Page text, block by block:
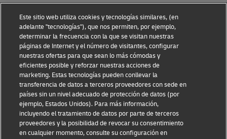
Concienciación sobre el fraude
Aviso legal
Condiciones de uso
Este sitio web utiliza cookies y tecnologías similares, (en
adelante "tecnologías"), que nos permiten, por ejemplo,
determinar la frecuencia con la que se visitan nuestras
páginas de Internet y el número de visitantes, configurar
nuestras ofertas para que sean lo más cómodas y
eficientes posible y reforzar nuestras acciones de
marketing. Estas tecnologías pueden conllevar la
transferencia de datos a terceros proveedores con sede en
países sin un nivel adecuado de protección de datos (por
ejemplo, Estados Unidos). Para más información,
incluyendo el tratamiento de datos por parte de terceros
proveedores y la posibilidad de revocar su consentimiento
en cualquier momento, consulte su configuración en